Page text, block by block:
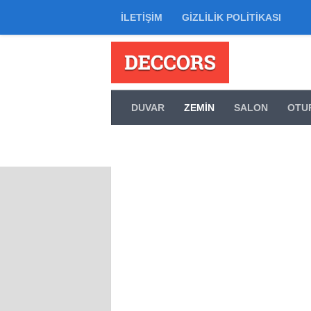
İLETIŞIM GIZLILIK POLITIKASI
DUVAR ZEMIN SALON